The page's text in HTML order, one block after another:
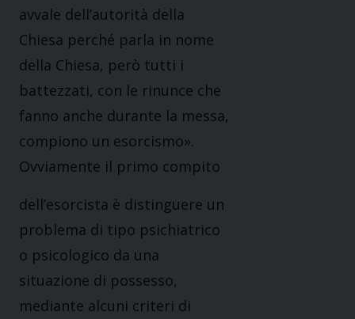
avvale dell’autorità della
Chiesa perché parla in nome
della Chiesa, però tutti i
battezzati, con le rinunce che
fanno anche durante la messa,
compiono un esorcismo».
Ovviamente il primo compito
dell’esorcista è distinguere un
problema di tipo psichiatrico
o psicologico da una
situazione di possesso,
mediante alcuni criteri di